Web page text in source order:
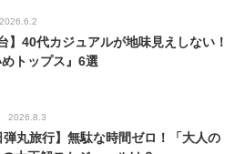
2026.6.2
】40代カジュアルが地味見えしない！
めトップス』6選
2026.8.3
弾丸旅行】無駄な時間ゼロ！「大人の